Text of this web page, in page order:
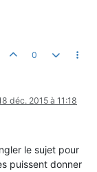
0
déc. 2015 à 11:18
le sujet pour
puissent donner